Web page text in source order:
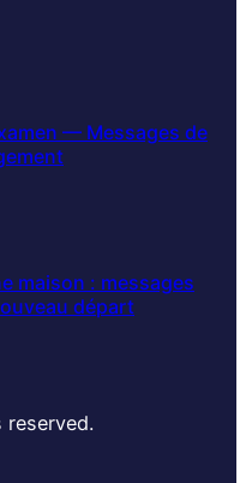
— Messages de
maison : messages
départ
reserved.